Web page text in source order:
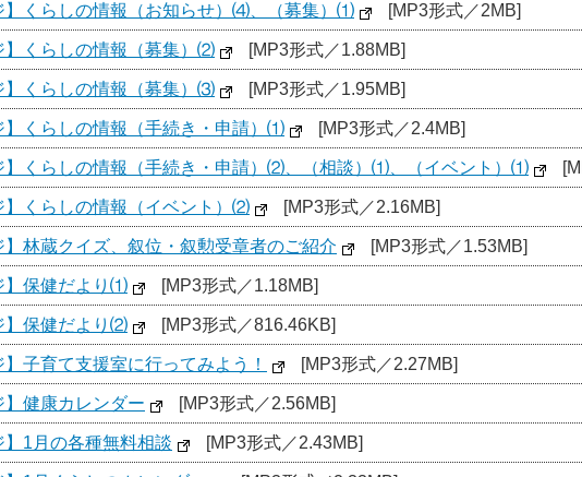
】くらしの情報（お知らせ）⑷、（募集）⑴ [MP3形式／2MB]
】くらしの情報（募集）⑵ [MP3形式／1.88MB]
】くらしの情報（募集）⑶ [MP3形式／1.95MB]
】くらしの情報（手続き・申請）⑴ [MP3形式／2.4MB]
】くらしの情報（手続き・申請）⑵、（相談）⑴、（イベント）⑴
】くらしの情報（イベント）⑵ [MP3形式／2.16MB]
】林蔵クイズ、叙位・叙勲受章者のご紹介 [MP3形式／1.53MB]
】保健だより⑴ [MP3形式／1.18MB]
】保健だより⑵ [MP3形式／816.46KB]
】子育て支援室に行ってみよう！ [MP3形式／2.27MB]
】健康カレンダー [MP3形式／2.56MB]
】1月の各種無料相談 [MP3形式／2.43MB]